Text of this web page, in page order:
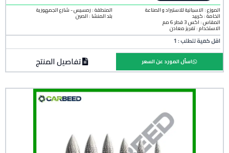
الموزع : الاسبانية للاستيراد و الصناعة
الخامة : كربيد
المنطقة : رمسيس - شارع الجمهورية
بلد المنشأ :الصين
المقاس : اكس 3 قطر 6 مم
الاستخدام : تفريز معادن
اقل كمية للطلب : 1
تفاصيل المنتج اسأل المورد عن السعر